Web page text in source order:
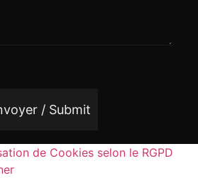
/ Submit
de Cookies selon le RGPD